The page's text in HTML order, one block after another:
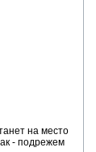
на место
- подрежем